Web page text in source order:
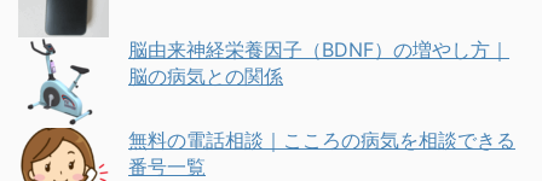
脳由来神経栄養因子（BDNF）の増やし方｜
脳の病気との関係
無料の電話相談｜こころの病気を相談できる
番号一覧